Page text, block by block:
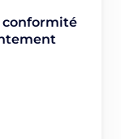
conformité